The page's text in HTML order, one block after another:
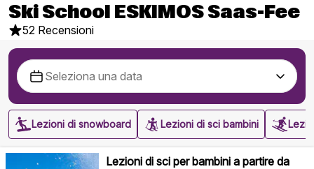
Ski School ESKIMOS Saas-Fee
52 Recensioni
Lezioni di snowboard Lezioni di sci bambini
Lezioni di sci per bambini a partire da